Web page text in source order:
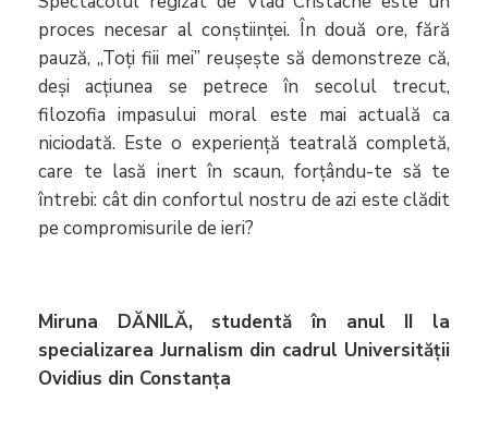
proces necesar al conștiinței. În două ore, fără
pauză, „Toți fiii mei” reușește să demonstreze că,
deși acțiunea se petrece în secolul trecut,
filozofia impasului moral este mai actuală ca
niciodată. Este o experiență teatrală completă,
care te lasă inert în scaun, forțându-te să te
întrebi: cât din confortul nostru de azi este clădit
pe compromisurile de ieri?
Miruna DĂNILĂ, studentă în anul II la
specializarea Jurnalism din cadrul Universității
Ovidius din Constanța